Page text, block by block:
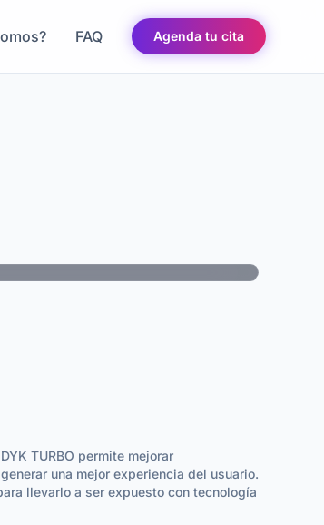
FAQ Agenda tu cita
TURBO permite mejorar
una mejor experiencia del usuario.
llevarlo a ser expuesto con tecnología